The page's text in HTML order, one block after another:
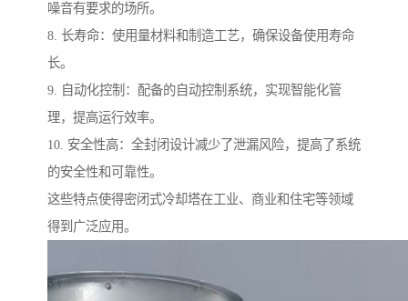
噪音有要求的场所。
8. 长寿命：使用量材料和制造工艺，确保设备使用寿命
长。
9. 自动化控制：配备的自动控制系统，实现智能化管
理，提高运行效率。
10. 安全性高：全封闭设计减少了泄漏风险，提高了系统
的安全性和可靠性。
这些特点使得密闭式冷却塔在工业、商业和住宅等领域
得到广泛应用。